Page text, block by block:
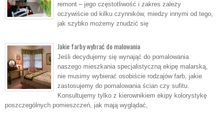
remont – jego częstotliwość i zakres zależy
oczywiście od kilku czynników, miedzy innymi od tego,
jak szybko możemy znudzić się
Jakie farby wybrać do malowania
Jeśli decydujemy się wynająć do pomalowania
naszego mieszkania specjalistyczną ekipę malarską,
nie musimy wybierać osobiście rodzajów farb, jakie
zastosujemy do pomalowania ścian czy sufitu.
Konsultujemy tylko z kierownikiem ekipy kolorystykę
poszczególnych pomieszczeń, jak mają wyglądać,